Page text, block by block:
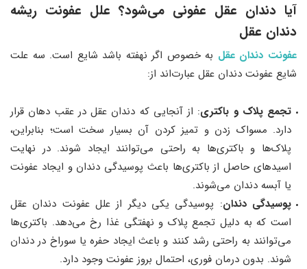
آیا دندان عقل عفونی می‌شود؟ علل عفونت ریشه
دندان عقل
عفونت دندان عقل به خصوص اگر نهفته باشد شایع است. سه علت
شایع عفونت دندان عقل عبارت‌اند از:
تجمع پلاک و باکتری: از آنجایی که دندان عقل در عقب دهان قرار
دارد. مسواک زدن و تمیز کردن آن بسیار سخت است؛ بنابراین،
پلاک‌ها و باکتری‌ها به راحتی می‌توانند ایجاد شوند. در نهایت
اسیدهای حاصل از باکتری‌ها باعث پوسیدگی دندان و ایجاد عفونت
یا آبسه دندان می‌شوند.
پوسیدگی دندان: پوسیدگی یکی دیگر از علل عفونت دندان عقل
است که به دلیل تجمع پلاک و نهفتگی غذا رخ می‌دهد. باکتری‌ها
می‌توانند به راحتی رشد کنند و باعث ایجاد حفره یا سوراخ در دندان
شوند. بدون درمان فوری، احتمال بروز عفونت وجود دارد.